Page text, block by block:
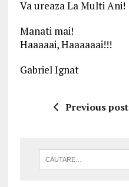
Va ureaza La Multi Ani!
Manati mai!
Haaaaai, Haaaaaai!!!
Gabriel Ignat
Previous post